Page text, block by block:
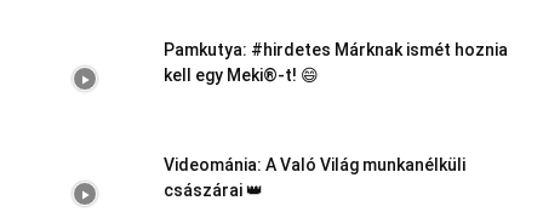
Pamkutya: #hirdetes Márknak ismét hoznia
kell egy Meki®-t! 😄
Videománia: A Való Világ munkanélküli
császárai 👑